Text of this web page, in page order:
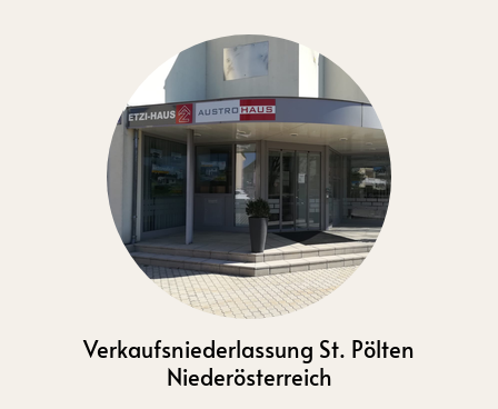
Verkaufsniederlassung St. Pölten
Niederösterreich